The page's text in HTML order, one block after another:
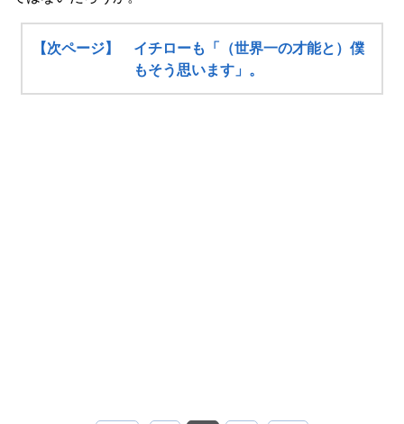
【次ページ】 イチローも「（世界一の才能と）僕
もそう思います」。